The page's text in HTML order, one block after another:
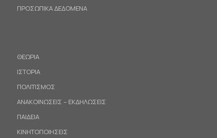
ΠΡΟΣΩΠΙΚΑ ΔΕΔΟΜΕΝΑ
ΘΕΩΡΙΑ
ΙΣΤΟΡΙΑ
ΠΟΛΙΤΙΣΜΟΣ
ΑΝΑΚΟΙΝΩΣΕΙΣ – ΕΚΔΗΛΩΣΕΙΣ
ΠΑΙΔΕΙΑ
ΚΙΝΗΤΟΠΟΙΗΣΕΙΣ